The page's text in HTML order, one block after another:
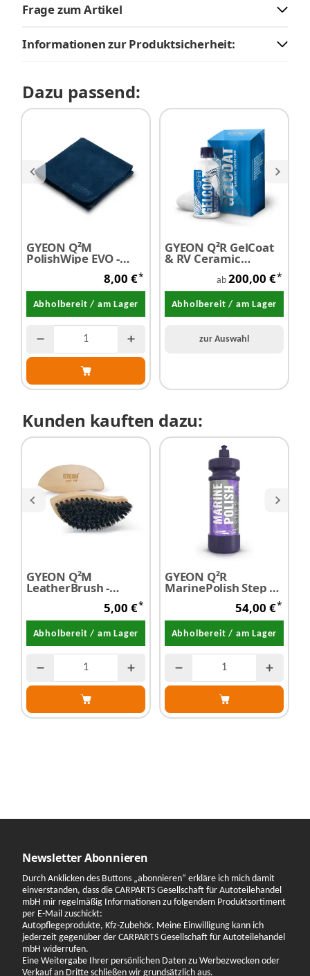
Frage zum Artikel
Informationen zur Produktsicherheit:
Dazu passend:
GYEON Q²M
PolishWipe EVO -
Poliertuch 40 cm ×
8,00 €*
Abholbereit / am Lager
GYEON Q²R GelCoat
& RV Ceramic
ab 200,00 €*
Abholbereit / am Lager
zur Auswahl
Kunden kauften dazu:
GYEON Q²M
LeatherBrush -
Leder-/Polsterbürste
5,00 €*
Abholbereit / am Lager
GYEON Q²R
MarinePolish Step 2
54,00 €*
Abholbereit / am Lager
Newsletter Abonnieren
Durch Anklicken des Buttons „abonnieren“ erkläre ich mich damit
einverstanden, dass die CARPARTS Gesellschaft für Autoteilehandel
mbH mir regelmäßig Informationen zu folgendem Produktsortiment
per E-Mail zuschickt:
Autopflegeprodukte, Kfz-Zubehör. Meine Einwilligung kann ich
jederzeit gegenüber der CARPARTS Gesellschaft für Autoteilehandel
mbH widerrufen.
Eine Weitergabe Ihrer persönlichen Daten zu Werbezwecken oder
Verkauf an Dritte schließen wir grundsätzlich aus.